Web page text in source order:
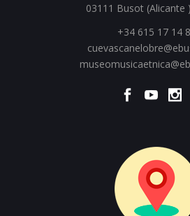
03111 Busot (Alicante
+34 615 17 14